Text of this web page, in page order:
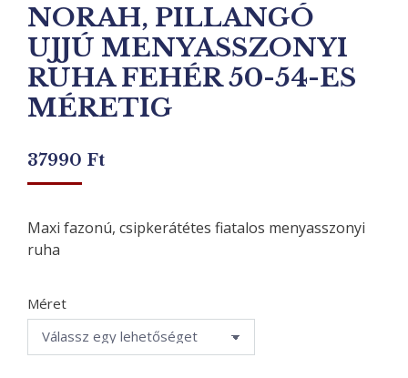
NORAH, PILLANGÓ
UJJÚ MENYASSZONYI
RUHA FEHÉR 50-54-ES
MÉRETIG
37990 Ft
Maxi fazonú, csipkerátétes fiatalos menyasszonyi
ruha
Méret